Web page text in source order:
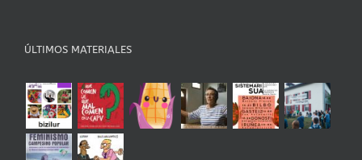
ÚLTIMOS MATERIALES